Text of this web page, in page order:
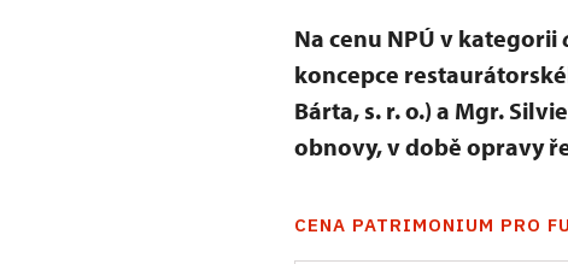
Na cenu NPÚ v kategorii
koncepce
Bárta, s. r. o.) a Mgr.
obnovy, v době opravy
CENA PATRIMONIUM PRO